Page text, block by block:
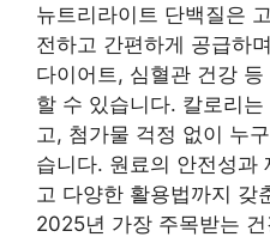
뉴트리라이트 단백질은
전하고 간편하게 공급하
다이어트, 심혈관 건강
할 수 있습니다. 칼로리
고, 첨가물 걱정 없이 누
습니다. 원료의 안전성과
고 다양한 활용법까지 갖
2025년 가장 주목받는